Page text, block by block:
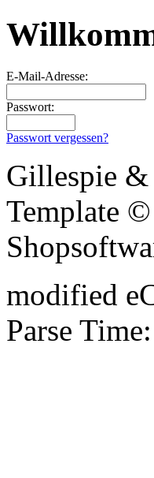
E-Mail-Adresse:
Passwort:
Passwort vergessen?
Gillespie &
Template
modified
Parse